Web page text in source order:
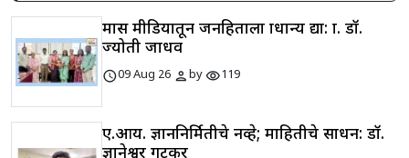
मास मीडियातून जनहिताला प्राधान्य द्या: प्रा. डॉ.
ज्योती जाधव
schedule09 Aug 26 personbyvisibility119
ए.आय. ज्ञाननिर्मितीचे नव्हे; माहितीचे साधन: डॉ.
ज्ञानेश्वर गटकर